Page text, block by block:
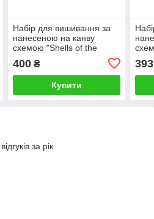
Набір для вишивання за
нанесеною на канву
схемою "Shells of the
printed,22*16см
400₴
Купити
393
за рік